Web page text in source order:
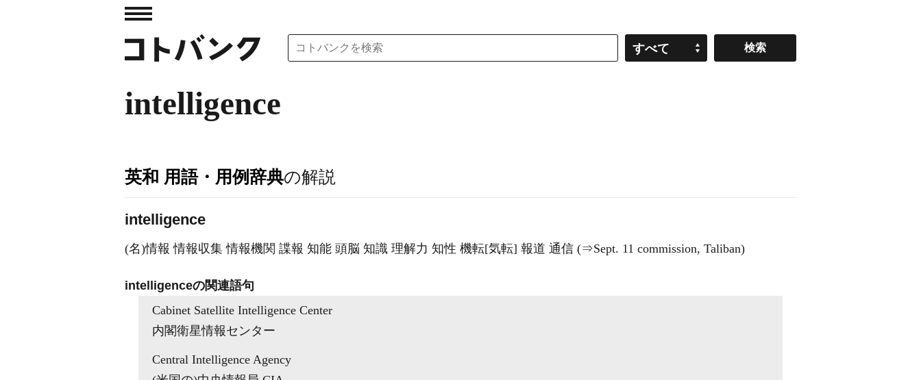
すべて
intelligence
英和 用語・用例辞典の解説
intelligence
(名)情報 情報収集 情報機関 諜報 知能 頭脳 知識 理解力 知性 機転[気転] 報道 通信 (⇒Sept. 11 commission, Taliban)
intelligenceの関連語句
Cabinet Satellite Intelligence Center
内閣衛星情報センター
Central Intelligence Agency